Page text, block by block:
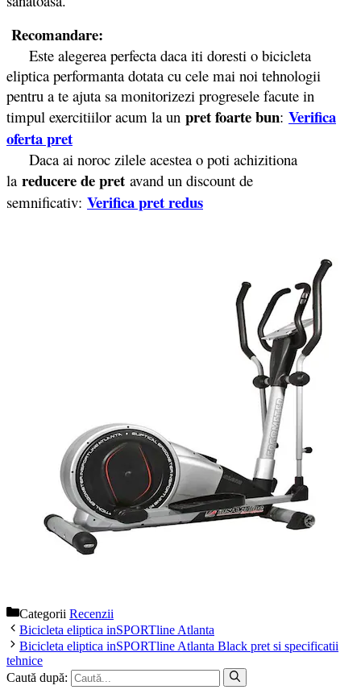
Recomandare:
Este alegerea perfecta daca iti doresti o bicicleta
eliptica performanta dotata cu cele mai noi tehnologii
pentru a te ajuta sa monitorizezi progresele facute in
timpul exercitiilor acum la un pret foarte bun: Verifica
oferta pret
Daca ai noroc zilele acestea o poti achizitiona
la reducere de pret avand un discount de
semnificativ: Verifica pret redus
Categorii Recenzii
Bicicleta eliptica inSPORTline Atlanta
Bicicleta eliptica inSPORTline Atlanta Black pret si specificatii
tehnice
Caută după: